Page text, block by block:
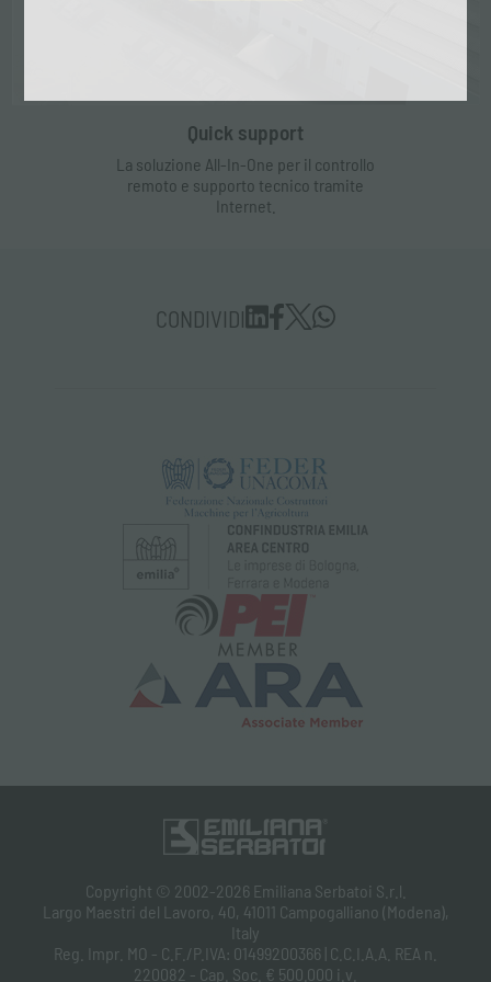
Quick support
La soluzione All-In-One per il controllo
remoto e supporto tecnico tramite
Internet.
CONDIVIDI
Copyright © 2002-2026 Emiliana Serbatoi S.r.l.
Largo Maestri del Lavoro, 40, 41011 Campogalliano (Modena),
Italy
Reg. Impr. MO - C.F./P.IVA: 01499200366 | C.C.I.A.A. REA n.
220082 - Cap. Soc. € 500.000 i.v.